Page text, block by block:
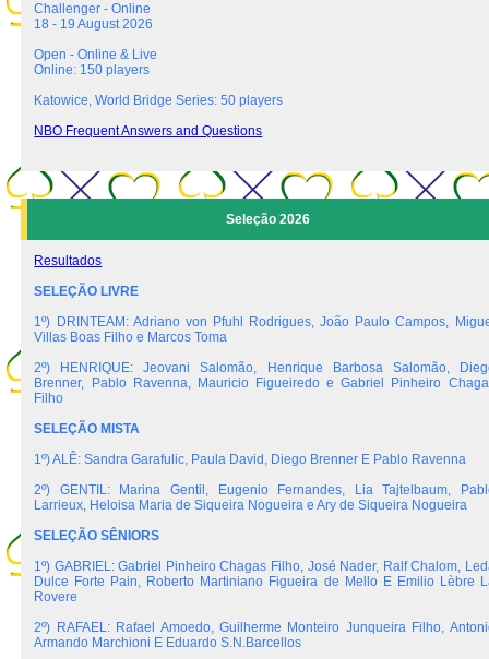
Challenger - Online
18 - 19 August 2026
Open - Online & Live
Online: 150 players
Katowice, World Bridge Series: 50 players
NBO Frequent Answers and Questions
Seleção 2026
Resultados
SELEÇÃO LIVRE
1º) DRINTEAM: Adriano von Pfuhl Rodrigues, João Paulo Campos,
Villas Boas Filho e Marcos Toma
2º) HENRIQUE: Jeovani Salomão, Henrique Barbosa Salomão,
Brenner, Pablo Ravenna, Mauricio Figueiredo e Gabriel Pinheiro
Filho
SELEÇÃO MISTA
1º) ALÊ: Sandra Garafulic, Paula David, Diego Brenner E Pablo Ravenna
2º) GENTIL: Marina Gentil, Eugenio Fernandes, Lia Tajtelbaum,
Larrieux, Heloisa Maria de Siqueira Nogueira e Ary de Siqueira Nogueira
SELEÇÃO SÊNIORS
1º) GABRIEL: Gabriel Pinheiro Chagas Filho, José Nader, Ralf Chalom,
Dulce Forte Pain, Roberto Martiniano Figueira de Mello E Emilio Lèbre
Rovere
2º) RAFAEL: Rafael Amoedo, Guilherme Monteiro Junqueira Filho,
Armando Marchioni E Eduardo S.N.Barcellos